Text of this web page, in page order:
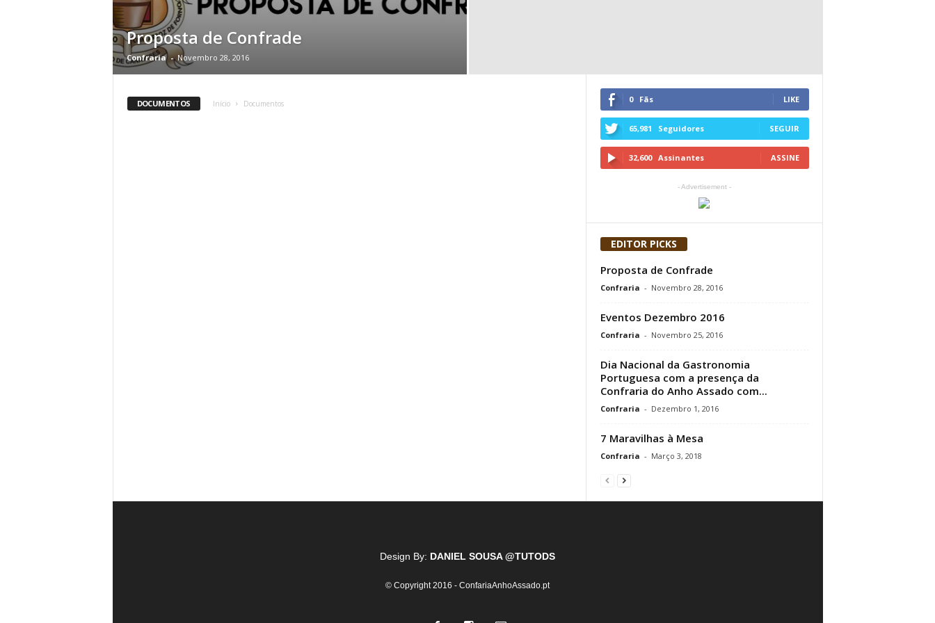
Proposta de Confrade
Confraria - Novembro 28, 2016
DOCUMENTOS Início Documentos 0 Fãs LIKE
65,981 Seguidores SEGUIR
32,600 Assinantes ASSINE
- Advertisement -
EDITOR PICKS
Proposta de Confrade
Confraria - Novembro 28, 2016
Eventos Dezembro 2016
Confraria - Novembro 25, 2016
Dia Nacional da Gastronomia
Portuguesa com a presença da
Confraria do Anho Assado com...
Confraria - Dezembro 1, 2016
7 Maravilhas à Mesa
Confraria - Março 3, 2018
Design By: DANIEL SOUSA @TUTODS
© Copyright 2016 - ConfariaAnhoAssado.pt